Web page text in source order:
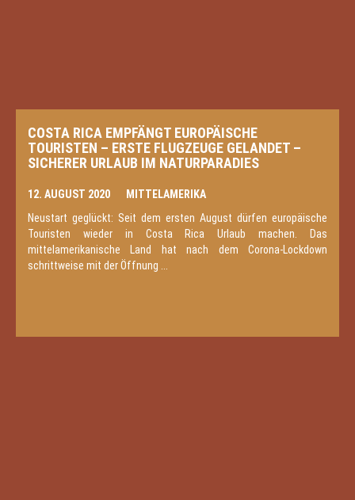
COSTA RICA EMPFÄNGT EUROPÄISCHE
TOURISTEN – ERSTE FLUGZEUGE GELANDET –
SICHERER URLAUB IM NATURPARADIES
12. AUGUST 2020
MITTELAMERIKA
Neustart geglückt: Seit dem ersten August dürfen europäische
Touristen wieder in Costa Rica Urlaub machen. Das
mittelamerikanische Land hat nach dem Corona-Lockdown
schrittweise mit der Öffnung ...